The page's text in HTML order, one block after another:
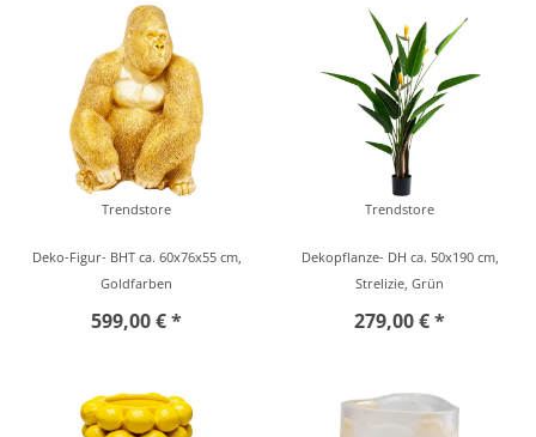
Trendstore
Deko-Figur- BHT ca. 60x76x55 cm,
Goldfarben
599,00 € *
Trendstore
Dekopflanze- DH ca. 50x190 cm,
Strelizie, Grün
279,00 € *